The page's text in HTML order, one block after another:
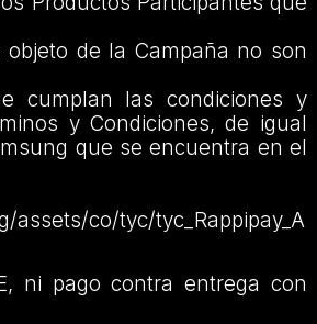
de la Campaña no son
cumplan las condiciones y
y Condiciones, de igual
que se encuentra en el
co/tyc/tyc_Rappipay_A
ni pago contra entrega con